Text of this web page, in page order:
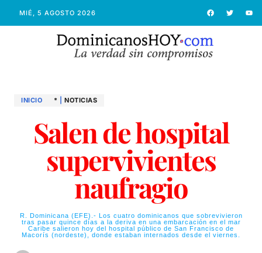
MIÉ, 5 AGOSTO 2026
INICIO * NOTICIAS
Salen de hospital
supervivientes
naufragio
R. Dominicana (EFE).- Los cuatro dominicanos que sobrevivieron
tras pasar quince días a la deriva en una embarcación en el mar
Caribe salieron hoy del hospital público de San Francisco de
Macorís (nordeste), donde estaban internados desde el viernes.